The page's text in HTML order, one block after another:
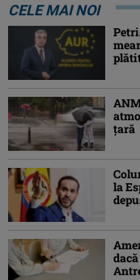
CELE MAI NOI
țară
la